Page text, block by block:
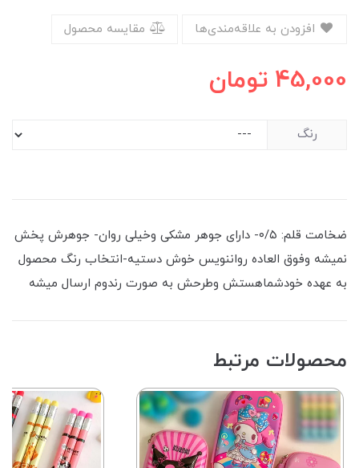
مقایسه محصول
45,000 تومان
رنگ
ضخامت قلم: ۰/۵- دارای جوهر مشکی وخیلی روان- جوهرش پخش
نمیشه وفوق العاده رواننویس خوش دستیه-انتخاب رنگ محصول
به عهده خودشماهستش وطرحش به صورت رندوم ارسال میشه
محصولات مرتبط